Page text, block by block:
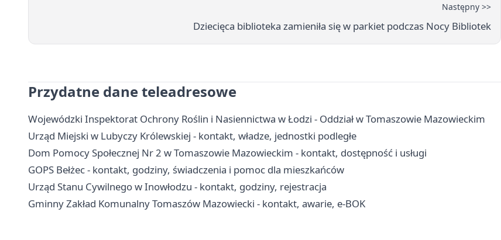
Następny >>
Dziecięca biblioteka zamieniła się w parkiet podczas Nocy Bibliotek
Przydatne dane teleadresowe
Wojewódzki Inspektorat Ochrony Roślin i Nasiennictwa w Łodzi - Oddział w Tomaszowie Mazowieckim
Urząd Miejski w Lubyczy Królewskiej - kontakt, władze, jednostki podległe
Dom Pomocy Społecznej Nr 2 w Tomaszowie Mazowieckim - kontakt, dostępność i usługi
GOPS Bełżec - kontakt, godziny, świadczenia i pomoc dla mieszkańców
Urząd Stanu Cywilnego w Inowłodzu - kontakt, godziny, rejestracja
Gminny Zakład Komunalny Tomaszów Mazowiecki - kontakt, awarie, e-BOK